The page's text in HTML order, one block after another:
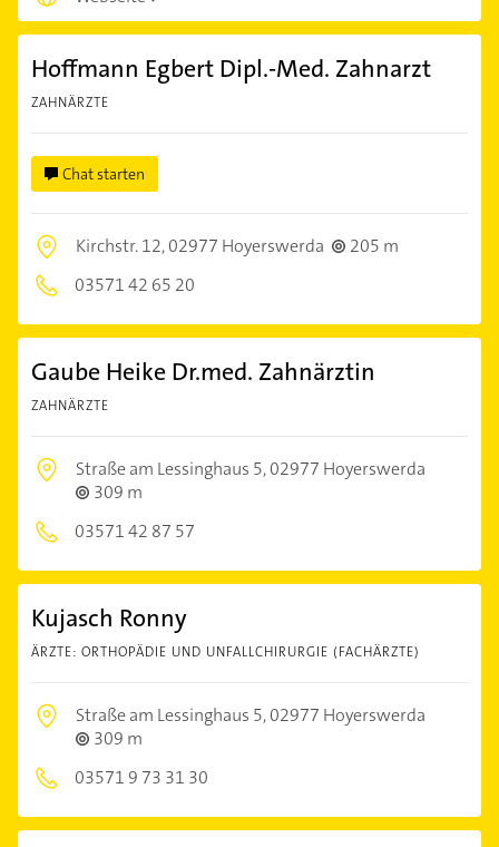
Hoffmann Egbert Dipl.-Med. Zahnarzt
ZAHNÄRZTE
Chat starten
Kirchstr. 12,02977 Hoyerswerda
205 m
03571 42 65 20
Gaube Heike Dr.med. Zahnärztin
ZAHNÄRZTE
Straße am Lessinghaus 5,02977 Hoyerswerda
309 m
03571 42 87 57
Kujasch Ronny
ÄRZTE: ORTHOPÄDIE UND UNFALLCHIRURGIE (FACHÄRZTE)
Straße am Lessinghaus 5,02977 Hoyerswerda
309 m
03571 9 73 31 30